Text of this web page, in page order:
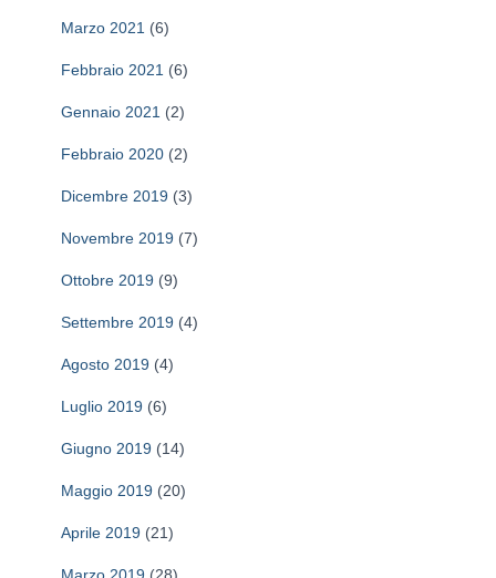
Marzo 2021 (6)
Febbraio 2021 (6)
Gennaio 2021 (2)
Febbraio 2020 (2)
Dicembre 2019 (3)
Novembre 2019 (7)
Ottobre 2019 (9)
Settembre 2019 (4)
Agosto 2019 (4)
Luglio 2019 (6)
Giugno 2019 (14)
Maggio 2019 (20)
Aprile 2019 (21)